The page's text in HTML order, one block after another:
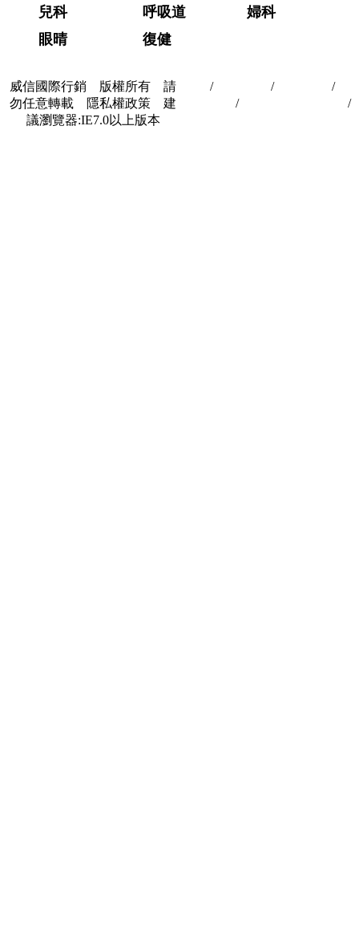
兒科
呼吸道
婦科
眼晴
復健
威信國際行銷 版權所有 請
勿任意轉載 隱私權政策 建
議瀏覽器:IE7.0以上版本
/ / /
/
/